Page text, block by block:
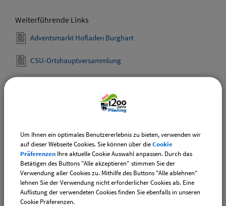
Weiterführende Links
Adventsmarkt Hofladen Burghart
CSU-Ortshauptversammlung
Den gewählten Termin als VCS-Kalenderdatei
Den gewählten Termin als iCal-Kalenderdatei
downloaden
Drucken
Um Ihnen ein optimales Benutzererlebnis zu bieten, verwenden wir
auf dieser Webseite Cookies. Sie können über dieCookie
Präferenzen Ihre aktuelle Cookie Auswahl anpassen. Durch das
Betätigen des Buttons "Alle akzeptieren" stimmen Sie der
Verwendung aller Cookies zu. Mithilfe des Buttons "Alle ablehnen"
lehnen Sie der Verwendung nicht erforderlicher Cookies ab. Eine
Auflistung der verwendeten Cookies finden Sie ebenfalls in unseren
Cookie Präferenzen.